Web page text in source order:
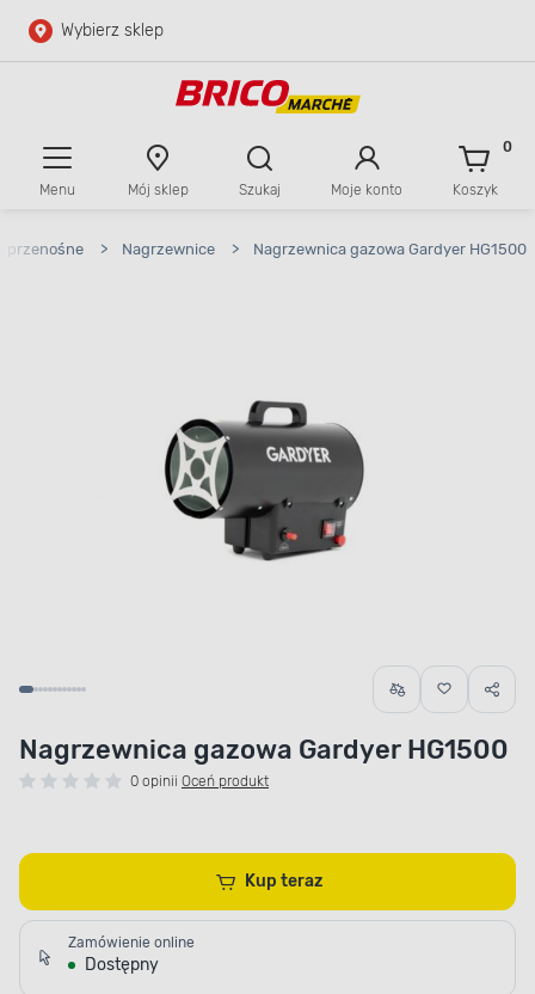
Przejdź do głównej zawartości
Wybierz sklep
Menu Mój sklep Szukaj Moje konto Koszyk
0
przenośne > Nagrzewnice > Nagrzewnica gazowa Gardyer HG1500
Nagrzewnica gazowa Gardyer HG1500
0 opinii Oceń produkt
Kup teraz
Zamówienie online
Dostępny